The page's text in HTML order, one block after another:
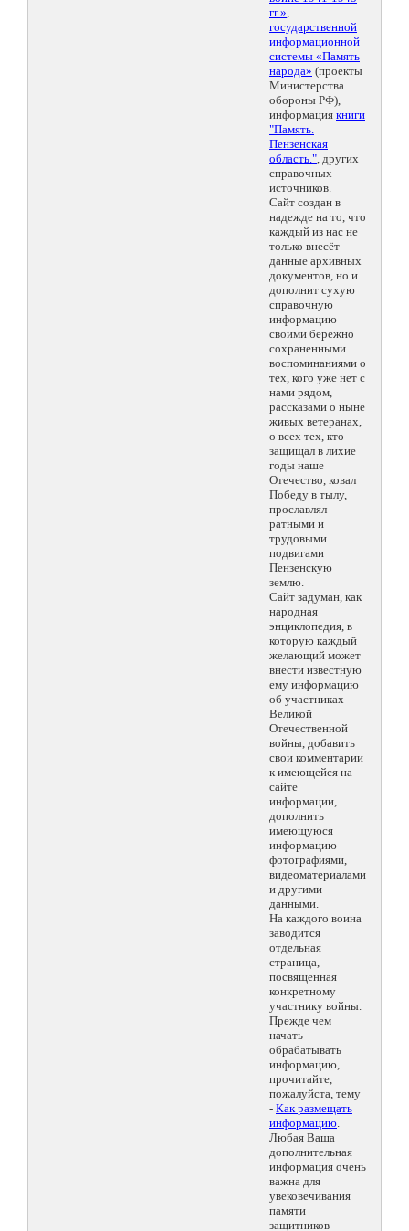
гг.»,
государственной
информационной
системы «Память
народа» (проекты
Министерства
обороны РФ),
информация книги
"Память.
Пензенская
область.", других
справочных
источников.
Сайт создан в
надежде на то, что
каждый из нас не
только внесёт
данные архивных
документов, но и
дополнит сухую
справочную
информацию
своими бережно
сохраненными
воспоминаниями о
тех, кого уже нет с
нами рядом,
рассказами о ныне
живых ветеранах,
о всех тех, кто
защищал в лихие
годы наше
Отечество, ковал
Победу в тылу,
прославлял
ратными и
трудовыми
подвигами
Пензенскую
землю.
Сайт задуман, как
народная
энциклопедия, в
которую каждый
желающий может
внести известную
ему информацию
об участниках
Великой
Отечественной
войны, добавить
свои комментарии
к имеющейся на
сайте
информации,
дополнить
имеющуюся
информацию
фотографиями,
видеоматериалами
и другими
данными.
На каждого воина
заводится
отдельная
страница,
посвященная
конкретному
участнику войны.
Прежде чем
начать
обрабатывать
информацию,
прочитайте,
пожалуйста, тему
- Как размещать
информацию.
Любая Ваша
дополнительная
информация очень
важна для
увековечивания
памяти
защитников